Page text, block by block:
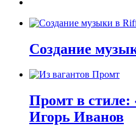
Создание
Промт в стиле:
Игорь Иванов